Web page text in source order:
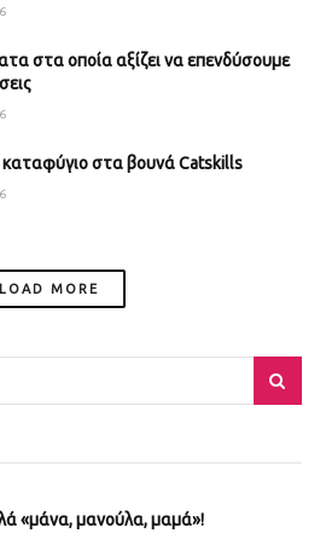
στα οποία αξίζει να επενδύσουμε
καταφύγιο στα βουνά Catskills
LOAD MORE
«μάνα, μανούλα, μαμά»!